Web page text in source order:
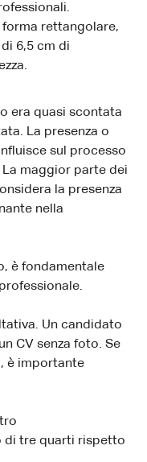
rettangolare,
6,5 cm di
era quasi scontata
La presenza o
sul processo
maggior parte dei
la presenza
nella
è fondamentale
Un candidato
CV senza foto. Se
è importante
di tre quarti rispetto